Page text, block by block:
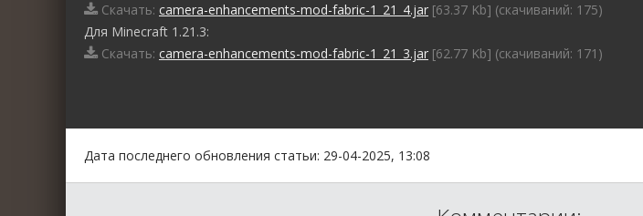
Скачать: camera-enhancements-mod-fabric-1_21_4.jar [63.37 Kb] (cкачиваний: 175)
Для Minecraft 1.21.3:
Скачать: camera-enhancements-mod-fabric-1_21_3.jar [62.77 Kb] (cкачиваний: 171)
Дата последнего обновления статьи: 29-04-2025, 13:08